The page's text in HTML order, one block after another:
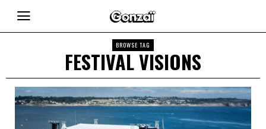
BROWSE TAG
FESTIVAL VISIONS